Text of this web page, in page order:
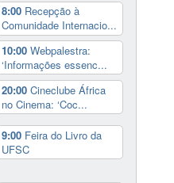
8:00 Recepção à
Comunidade Internacio...
10:00 Webpalestra:
‘Informações essenc...
20:00 Cineclube África
no Cinema: ‘Coc...
9:00 Feira do Livro da
UFSC